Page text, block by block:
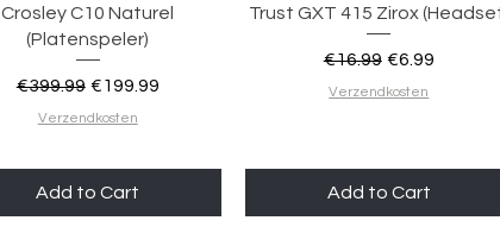
Quick View
Crosley C10 Naturel
(Platenspeler)
Regular Price
€399.99 Sale Price
€199.99
Verzendkosten
Add to Cart
Quick View
Trust GXT 415 Zirox
Regular Price
€16.99 Sale Price
€6.99
Verzendkosten
Add to Cart